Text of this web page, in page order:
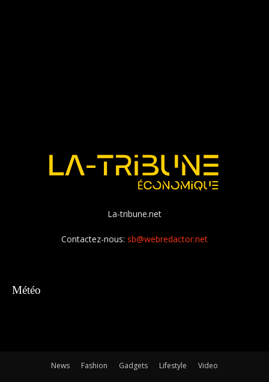
La-tribune.net
Contactez-nous: sb@webredactor.net
Météo
News Fashion Gadgets Lifestyle Video